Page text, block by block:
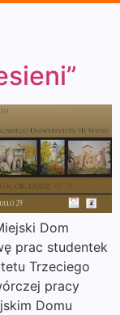
Dom
prac studentek
Trzeciego
pracy
Domu